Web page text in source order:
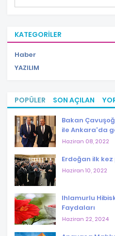
KATEGORILER
Haber
YAZILIM
POPÜLER SON AÇILAN
Bakan
ile Ankara'da
Haziran 08, 2022
Erdoğan ilk kez
Haziran 10, 2022
Ihlamurlu
Faydaları
Haziran 22, 2024